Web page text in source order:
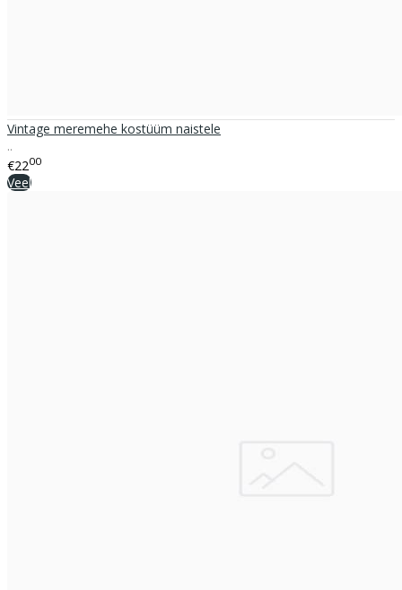
Vintage meremehe kostüüm naistele
..
€2200
Veel